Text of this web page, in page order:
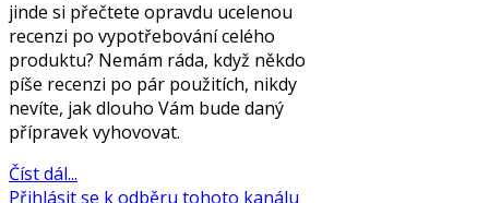
jinde si přečtete opravdu ucelenou
recenzi po vypotřebování celého
produktu? Nemám ráda, když někdo
píše recenzi po pár použitích, nikdy
nevíte, jak dlouho Vám bude daný
přípravek vyhovovat.
Číst dál...
Přihlásit se k odběru tohoto kanálu